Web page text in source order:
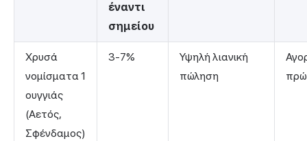
έναντι
σημείου
Χρυσά
νομίσματα 1
ουγγιάς
(Αετός,
Σφένδαμος)
3-7%
Υψηλή λιανική
πώληση